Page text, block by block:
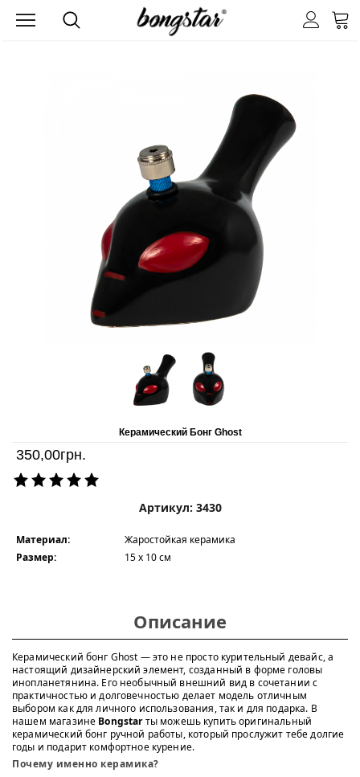
Керамический Бонг Ghost
350,00грн.
Артикул: 3430
Материал:
Жаростойкая керамика
Размер:
15 х 10 см
Описание
Керамический бонг Ghost — это не просто курительный девайс, а
настоящий дизайнерский элемент, созданный в форме головы
инопланетянина. Его необычный внешний вид в сочетании с
практичностью и долговечностью делает модель отличным
выбором как для личного использования, так и для подарка. В
нашем магазине Bongstarты можешь купить оригинальный
керамический бонг ручной работы, который прослужит тебе долгие
годы и подарит комфортное курение.
Почему именно керамика?